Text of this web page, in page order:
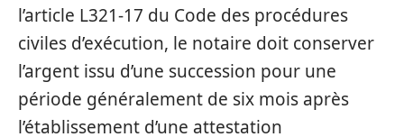
l’article L321-17 du Code des procédures
civiles d’exécution, le notaire doit conserver
l’argent issu d’une succession pour une
période généralement de six mois après
l’établissement d’une attestation